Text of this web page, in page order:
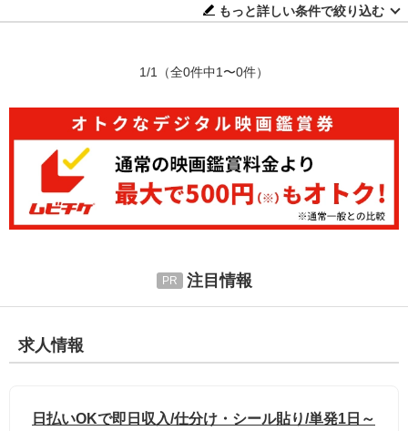
もっと詳しい条件で絞り込む
1/1 （全0件中1〜0件）
注目情報
求人情報
日払いOKで即日収入/仕分け・シール貼り/単発1日～